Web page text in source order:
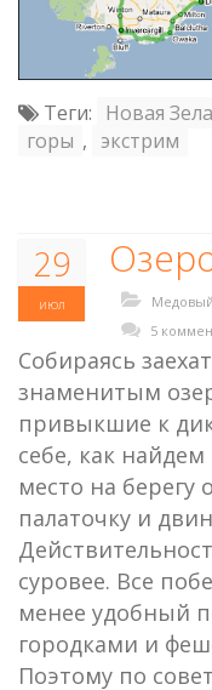
Теги: Новая
горы , экстрим
29
июл
5
Собираясь
знаменитым
привыкшие к
себе, как
место на берегу
палаточку и
суровее. Все
менее удобный
городками и
Поэтому по